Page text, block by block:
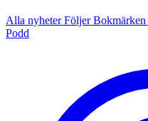
Alla nyheterFöljerBokmärken
Podd